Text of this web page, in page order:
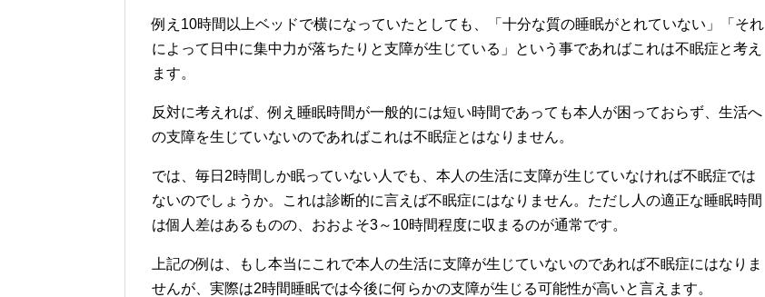
例え10時間以上ベッドで横になっていたとしても、「十分な質の睡眠がとれていない」「それ
によって日中に集中力が落ちたりと支障が生じている」という事であればこれは不眠症と考え
ます。
反対に考えれば、例え睡眠時間が一般的には短い時間であっても本人が困っておらず、生活へ
の支障を生じていないのであればこれは不眠症とはなりません。
では、毎日2時間しか眠っていない人でも、本人の生活に支障が生じていなければ不眠症では
ないのでしょうか。これは診断的に言えば不眠症にはなりません。ただし人の適正な睡眠時間
は個人差はあるものの、おおよそ3～10時間程度に収まるのが通常です。
上記の例は、もし本当にこれで本人の生活に支障が生じていないのであれば不眠症にはなりま
せんが、実際は2時間睡眠では今後に何らかの支障が生じる可能性が高いと言えます。